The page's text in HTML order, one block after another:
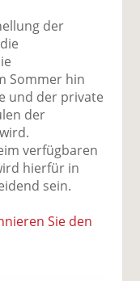
der
Sommer hin
und der private
der
verfügbaren
hierfür in
sein.
Sie den